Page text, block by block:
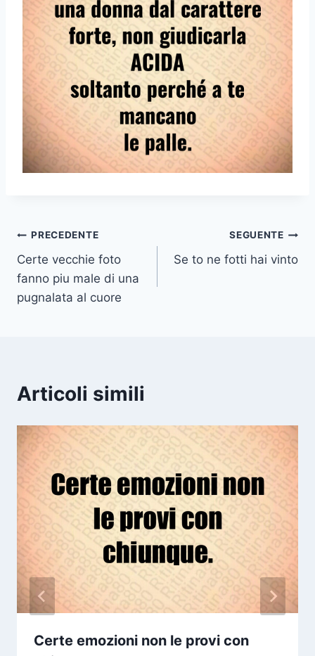
Navigazione
articoli
PRECEDENTE
Certe vecchie foto
fanno piu male di una
pugnalata al cuore
SEGUENTE
Se to ne fotti hai vinto
Articoli simili
Certe emozioni non le provi con